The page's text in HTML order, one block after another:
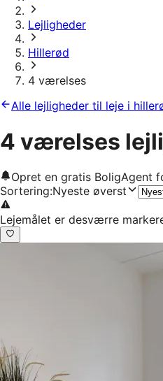
Lejligheder
Hillerød
4 værelses
Alle lejligheder til leje i
4 værelses
Opret en gratis BoligAgent
Sortering:Nyeste øverst
Lejemålet er desværre